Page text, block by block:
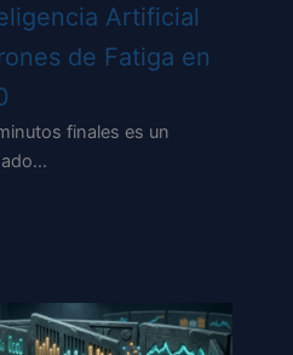
Artificial
de Fatiga en
finales es un